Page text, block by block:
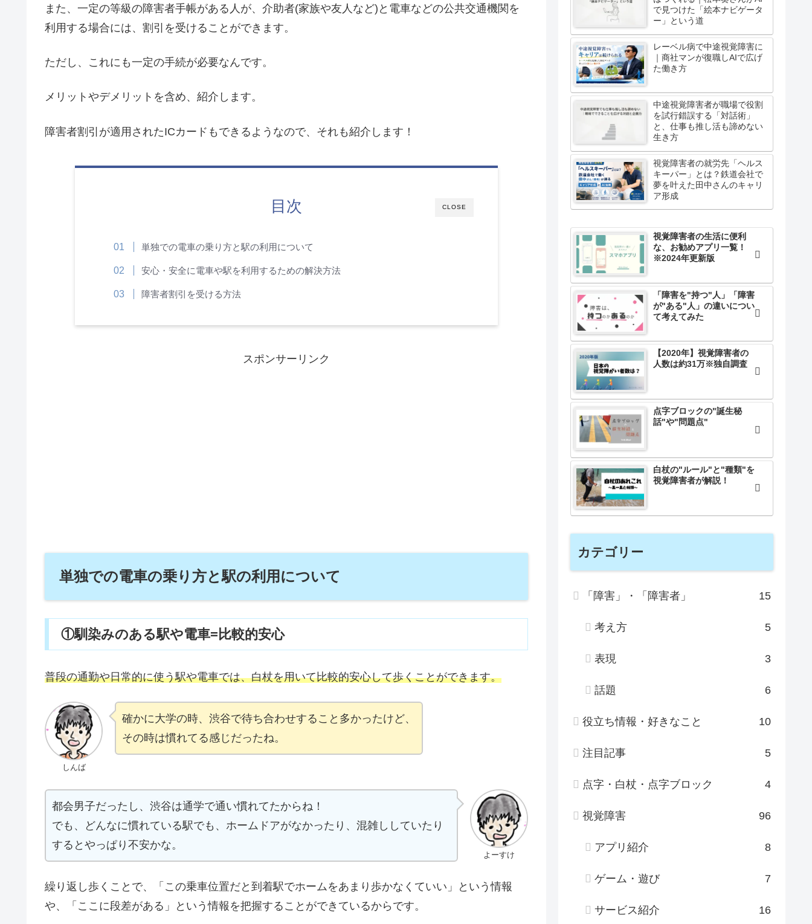
また、一定の等級の障害者手帳がある人が、介助者(家族や友人など)と電車などの公共交通機関を
利用する場合には、割引を受けることができます。
ただし、これにも一定の手続が必要なんです。
メリットやデメリットを含め、紹介します。
障害者割引が適用されたICカードもできるようなので、それも紹介します！
CLOSE
目次
単独での電車の乗り方と駅の利用について
安心・安全に電車や駅を利用するための解決方法
障害者割引を受ける方法
スポンサーリンク
単独での電車の乗り方と駅の利用について
①馴染みのある駅や電車=比較的安心
普段の通勤や日常的に使う駅や電車では、白杖を用いて比較的安心して歩くことができます。
しんば
確かに大学の時、渋谷で待ち合わせすること多かったけど、
その時は慣れてる感じだったね。
よーすけ
都会男子だったし、渋谷は通学で通い慣れてたからね！
でも、どんなに慣れている駅でも、ホームドアがなかったり、混雑ししていたり
するとやっぱり不安かな。
繰り返し歩くことで、「この乗車位置だと到着駅でホームをあまり歩かなくていい」という情報
や、「ここに段差がある」という情報を把握することができているからです。
で見つけた「絵本ナビゲータ
ー」という道
レーベル病で中途視覚障害に
｜商社マンが復職しAIで広げ
た働き方
中途視覚障害者が職場で役割
を試行錯誤する「対話術」
と、仕事も推し活も諦めない
生き方
視覚障害者の就労先「ヘルス
キーパー」とは？鉄道会社で
夢を叶えた田中さんのキャリ
ア形成
視覚障害者の生活に便利
な、お勧めアプリ一覧！
※2024年更新版
「障害を"持つ"人」「障害
が"ある"人」の違いについ
て考えてみた
【2020年】視覚障害者の
人数は約31万※独自調査
点字ブロックの"誕生秘
話"や"問題点"
白杖の"ルール"と"種類"を
視覚障害者が解説！
カテゴリー
「障害」・「障害者」 15
考え方 5
表現 3
話題 6
役立ち情報・好きなこと 10
注目記事 5
点字・白杖・点字ブロック 4
視覚障害 96
アプリ紹介 8
ゲーム・遊び 7
サービス紹介 16